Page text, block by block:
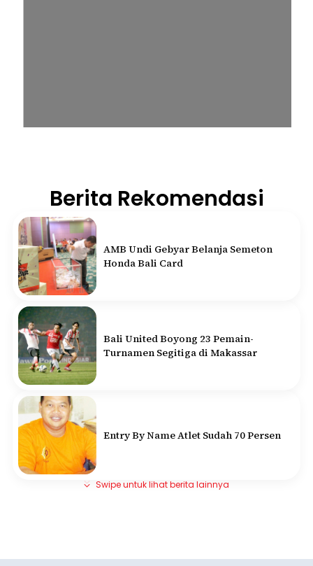
Berita Rekomendasi
AMB Undi Gebyar Belanja Semeton
Honda Bali Card
Bali United Boyong 23 Pemain-
Turnamen Segitiga di Makassar
Entry By Name Atlet Sudah 70 Persen
Swipe untuk lihat berita lainnya